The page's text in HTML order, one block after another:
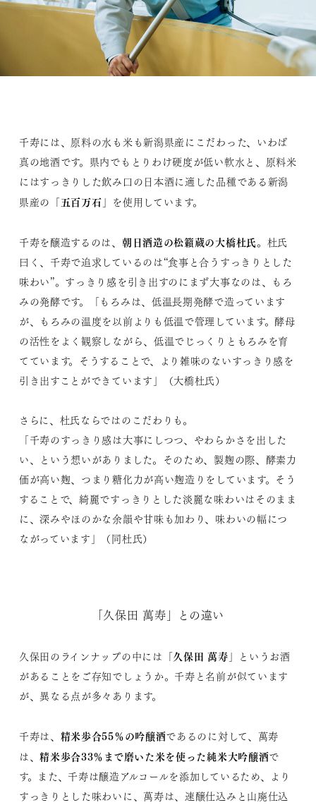
千寿には、原料の水も米も新潟県産にこだわった、いわば
真の地酒です。県内でもとりわけ硬度が低い軟水と、原料米
にはすっきりした飲み口の日本酒に適した品種である新潟
県産の「五百万石 」を使用しています。
千寿を醸造するのは、 朝日酒造の松籟蔵の大橋杜氏。杜氏
曰く、千寿で追求しているのは“食事と合うすっきりとした
味わい”。すっきり感を引き出すのにまず大事なのは、もろ
みの発酵です。「もろみは、低温長期発酵で造っています
が、もろみの温度を以前よりも低温で管理しています。酵母
の活性をよく観察しながら、低温でじっくりともろみを育
てています。そうすることで、より雑味のないすっきり感を
引き出すことができています」（大橋杜氏）
さらに、杜氏ならではのこだわりも。
「千寿のすっきり感は大事にしつつ、やわらかさを出した
い、という想いがありました。そのため、製麹の際、酵素力
価が高い麹、つまり糖化力が高い麹造りをしています。そう
することで、綺麗ですっきりとした淡麗な味わいはそのまま
に、深みやほのかな余韻や甘味も加わり、味わいの幅につ
ながっています」（同杜氏）
「久保田 萬寿」との違い
久保田のラインナップの中には「久保田 萬寿 」というお酒
があることをご存知でしょうか。千寿と名前が似ています
が、異なる点が多々あります。
千寿は、 精米歩合55％の吟醸酒であるのに対して、萬寿
は、精米歩合33％まで磨いた米を使った純米大吟醸酒で
す。また、千寿は醸造アルコールを添加しているため、より
すっきりとした味わいに、萬寿は、速醸仕込みと山廃仕込